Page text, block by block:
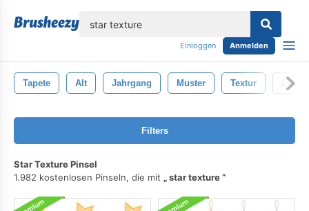
Einloggen Anmelden
Tapete Alt Jahrgang Muster Textur
Filters
Star Texture Pinsel
1.982 kostenlosen Pinseln, die mit
star texture